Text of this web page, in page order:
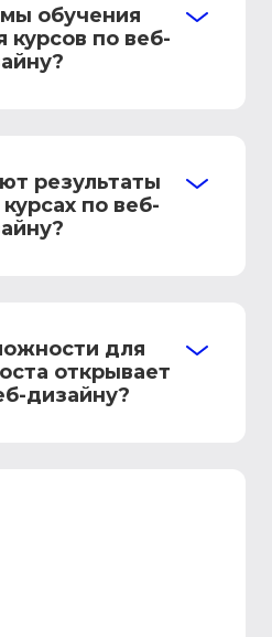
обучения
курсов по веб-
результаты
по веб-
для
открывает
дизайну?